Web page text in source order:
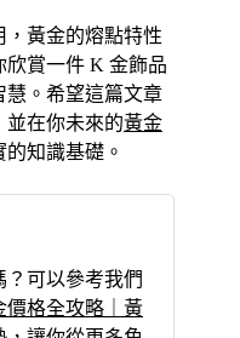
黃金的熔點特性
賞一件 K 金飾品
慧。希望這篇文章
並在你未來的黃金
知識基礎。
可以參考我們
價格全攻略｜黃